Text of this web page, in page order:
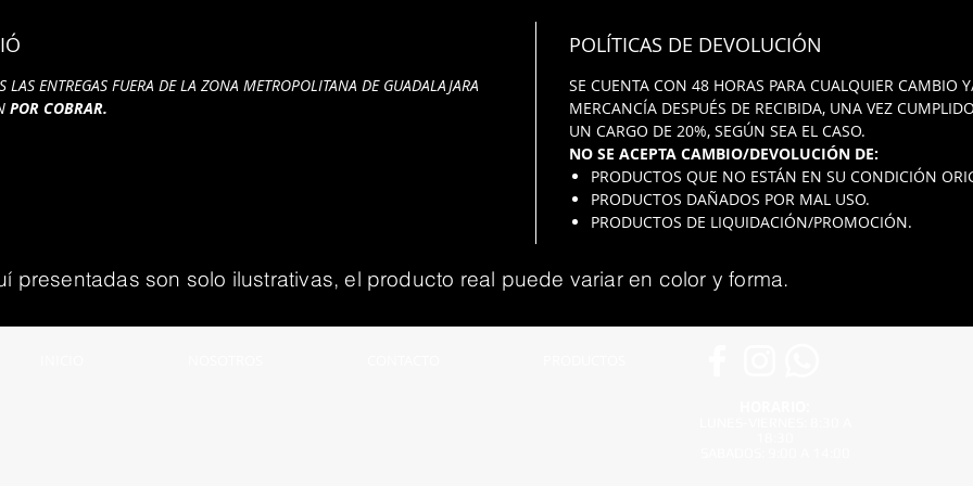
LAS ENTREGAS FUERA DE LA ZONA METROPOLITANA DE GUADALAJARA
POR COBRAR.
POLÍTICAS DE DEVOLUCIÓN
SE CUENTA CON 48 HORAS PARA CUALQUIER CAMBIO
MERCANCÍA DESPUÉS DE RECIBIDA, UNA VEZ
UN CARGO DE 20%, SEGÚN SEA EL CASO.
NO SE ACEPTA CAMBIO/DEVOLUCIÓN DE:
PRODUCTOS QUE NO ESTÁN EN SU CONDICIÓN
PRODUCTOS DAÑADOS POR MAL USO.
PRODUCTOS DE LIQUIDACIÓN/PROMOCIÓN.
presentadas son solo ilustrativas, el producto real puede variar en color y forma.